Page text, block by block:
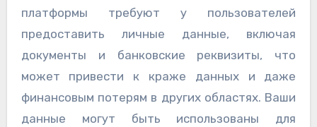
платформы требуют у пользователей
предоставить личные данные, включая
документы и банковские реквизиты, что
может привести к краже данных и даже
финансовым потерям в других областях. Ваши
данные могут быть использованы для